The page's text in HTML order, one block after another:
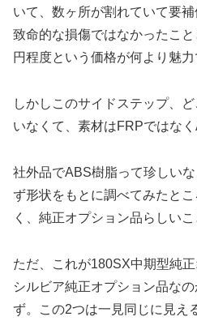
いて、数ヶ所が割れていて要補
致命的な損傷ではなかったこ
円程度という価格が何より魅力
しかしこのサイドステップ、
いなくて、素材はFRPではなく
社外品でABS樹脂って珍しい
ず形状をもとに調べてみたと
く、純正オプション品らしいこ
ただ、これが180SX中期型純
シルビア純正オプション品な
ず。この2つは一見同じに見え